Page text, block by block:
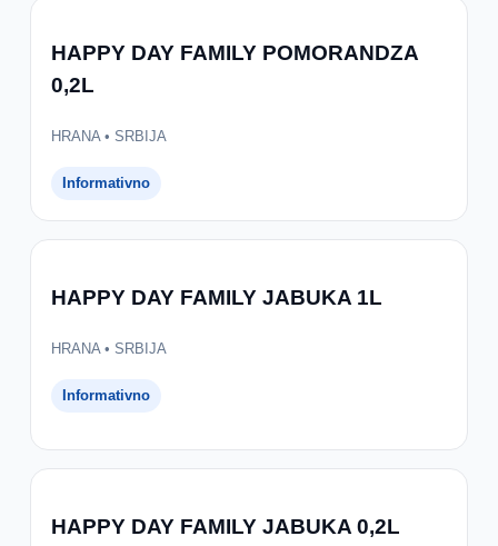
HAPPY DAY FAMILY POMORANDZA
0,2L
HRANA • SRBIJA
Informativno
HAPPY DAY FAMILY JABUKA 1L
HRANA • SRBIJA
Informativno
HAPPY DAY FAMILY JABUKA 0,2L